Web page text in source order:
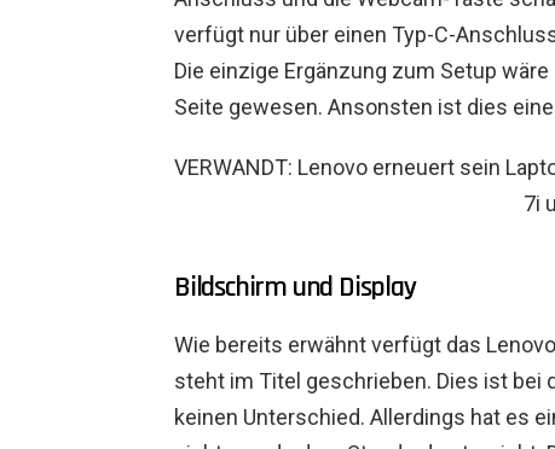
verfügt nur über einen Typ-C-
Die einzige Ergänzung zum Setup
Seite gewesen. Ansonsten ist dies
VERWANDT: Lenovo erneuert sein
7i
Bildschirm und Display
Wie bereits erwähnt verfügt das
steht im Titel geschrieben. Dies ist bei
keinen Unterschied. Allerdings hat es